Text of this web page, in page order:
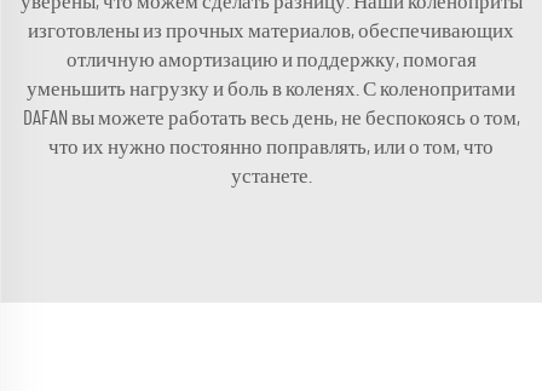
изготовлены из прочных материалов, обеспечивающих
отличную амортизацию и поддержку, помогая
уменьшить нагрузку и боль в коленях. С коленопритами
DAFAN вы можете работать весь день, не беспокоясь о том,
что их нужно постоянно поправлять, или о том, что
устанете.